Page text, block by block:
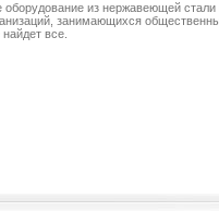
оборудование из нержавеющей
занимающихся
все.